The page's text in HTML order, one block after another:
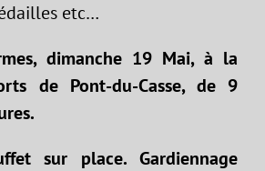
etc…
dimanche 19 Mai, à la
de Pont-du-Casse, de 9
sur place. Gardiennage